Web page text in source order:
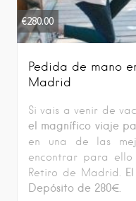
€280.00
Pedida de mano
Madrid
Si vais a venir de
el magnífico viaje
en una de las
encontrar para
Retiro de Madrid.
Depósito de 280€.